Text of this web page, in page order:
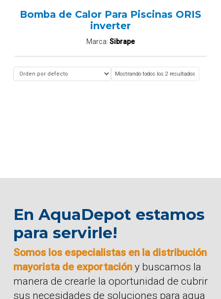
Bomba de Calor Para Piscinas ORIS
inverter
Marca: Sibrape
Mostrando todos los 2 resultados
En AquaDepot estamos
para servirle!
Somos los especialistas en la distribución
mayorista de exportacióny buscamos la
manera de crearle la oportunidad de cubrir
sus necesidades de soluciones para agua